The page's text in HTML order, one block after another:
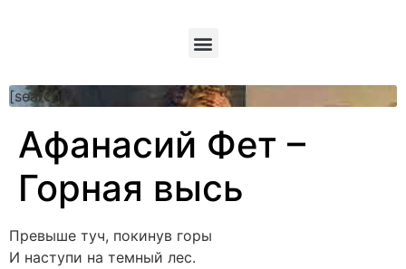
[searchform]
Афанасий Фет –
Горная высь
Превыше туч, покинув горы
И наступи на темный лес.